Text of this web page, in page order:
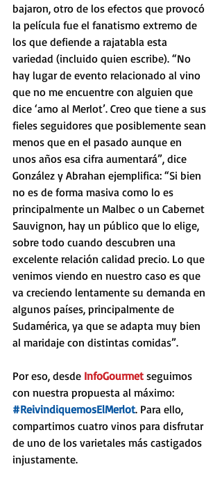
bajaron, otro de los efectos que provocó
la película fue el fanatismo extremo de
los que defiende a rajatabla esta
variedad (incluido quien escribe). “No
hay lugar de evento relacionado al vino
que no me encuentre con alguien que
dice ‘amo al Merlot’. Creo que tiene a sus
fieles seguidores que posiblemente sean
menos que en el pasado aunque en
unos años esa cifra aumentará”, dice
González y Abrahan ejemplifica: “Si bien
no es de forma masiva como lo es
principalmente un Malbec o un Cabernet
Sauvignon, hay un público que lo elige,
sobre todo cuando descubren una
excelente relación calidad precio. Lo que
venimos viendo en nuestro caso es que
va creciendo lentamente su demanda en
algunos países, principalmente de
Sudamérica, ya que se adapta muy bien
al maridaje con distintas comidas”.
Por eso, desde InfoGourmet seguimos
con nuestra propuesta al máximo:
#ReivindiquemosElMerlot. Para ello,
compartimos cuatro vinos para disfrutar
de uno de los varietales más castigados
injustamente.